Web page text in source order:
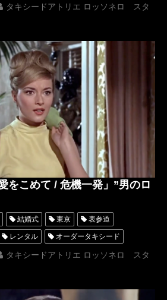
ロッソネロ 人気 横山宗生
オーダータキシード名古屋
キシード東京
屋 横浜 ROSSONERO
タキシードレンタル東京
ジェームズボンド JamesBond
タキシードアトリエ ロッソネロ スタ
をこめて / 危機一発」”男のロ
結婚式 東京 表参道
レンタル オーダータキシード
ロッソネロ 人気 横山宗生
オーダータキシード名古屋
タキシードアトリエ ロッソネロ スタ